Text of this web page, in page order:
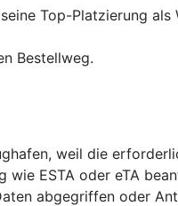
Top-Platzierung als
Bestellweg.
weil die
ESTA oder eTA
abgegriffen oder